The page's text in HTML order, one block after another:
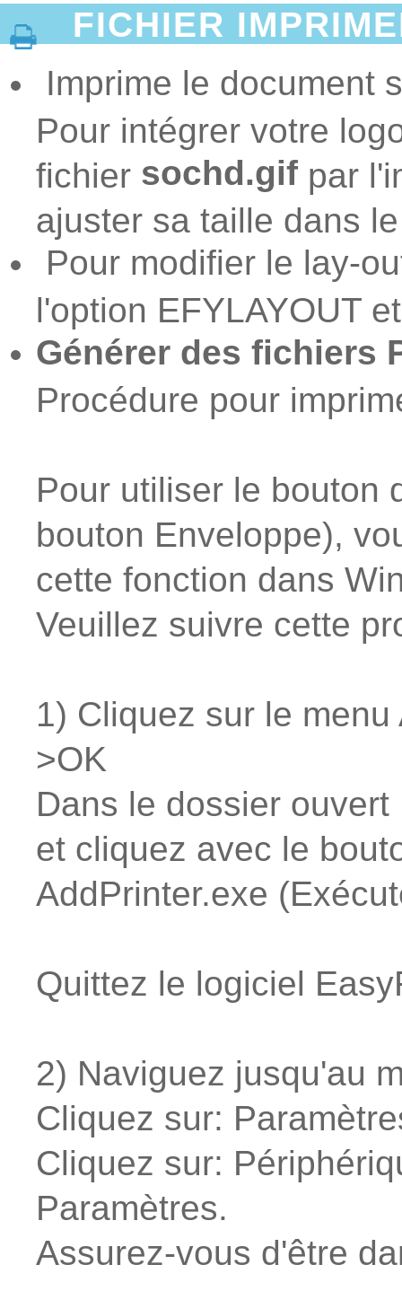
FICHIER
Imprime le document
Pour intégrer votre
fichier sochd.gif par
ajuster sa taille dans
Pour modifier le lay-
l'option EFYLAYOUT
Générer des fichiers
Procédure pour
Pour utiliser le bouton
bouton Enveloppe),
cette fonction dans
Veuillez suivre cette
1) Cliquez sur le
>OK
Dans le dossier
et cliquez avec le
AddPrinter.exe
Quittez le logiciel
2) Naviguez jusqu'au
Cliquez sur:
Cliquez sur:
Paramètres.
Assurez-vous d'être